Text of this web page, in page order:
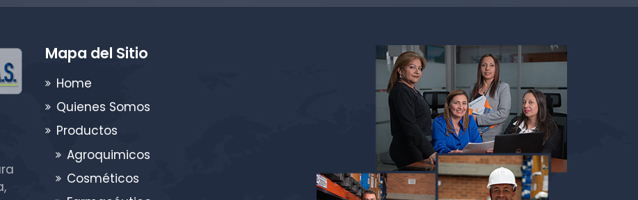
Mapa del Sitio
Home
Quienes Somos
Productos
Agroquimicos
Cosméticos